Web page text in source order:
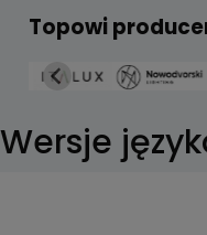
Topowi
Wersje